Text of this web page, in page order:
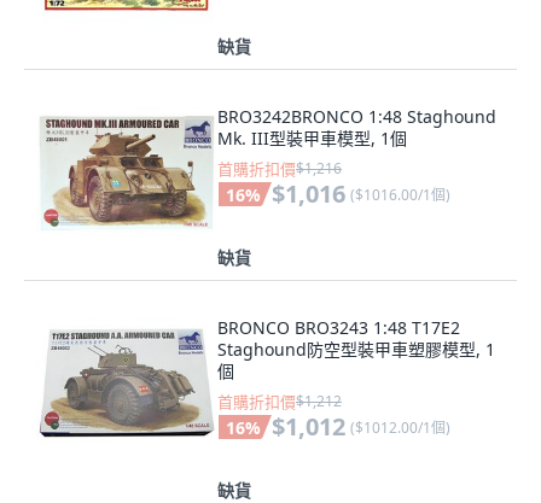
缺貨
BRO3242BRONCO 1:48 Staghound
Mk. III型裝甲車模型, 1個
首購折扣價$1,216
16% $1,016 ($1016.00/1個)
缺貨
BRONCO BRO3243 1:48 T17E2
Staghound防空型裝甲車塑膠模型, 1
個
首購折扣價$1,212
16% $1,012 ($1012.00/1個)
缺貨